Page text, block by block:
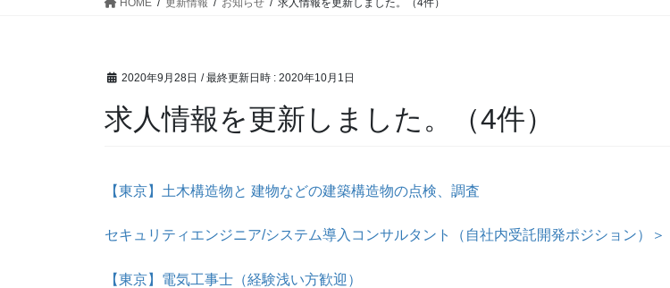
HOME 更新情報 お知らせ 求人情報を更新しました。（4件）
2020年9月28日 / 最終更新日時 : 2020年10月1日
求人情報を更新しました。（4件）
【東京】土木構造物と 建物などの建築構造物の点検、調査
セキュリティエンジニア/システム導入コンサルタント（自社内受託開発ポジション）＞
【東京】電気工事士（経験浅い方歓迎）